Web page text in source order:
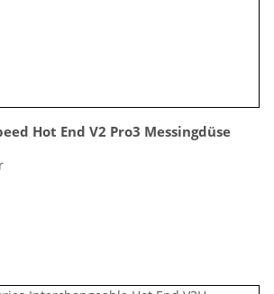
Hot End V2 Pro3 Messingdüse